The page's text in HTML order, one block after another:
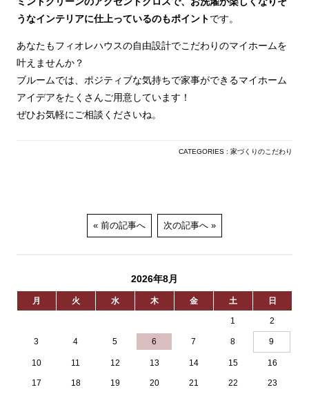
うなインテリアに仕上っているのもポイントです。
あなたもフィオレハウスの自由設計でこだわりのマイホームを
叶えませんか？
ブルームでは、ポジティブな気持ちで家事ができるマイホーム
アイデアをたくさんご用意しています！
ぜひお気軽にご相談くださいね。
CATEGORIES :家づくりのこだわり
前の記事へ 次の記事へ
2026年8月
月 火 水 木 金 土 日
1 2
3 4 5 6 7 8 9
10 11 12 13 14 15 16
17 18 19 20 21 22 23